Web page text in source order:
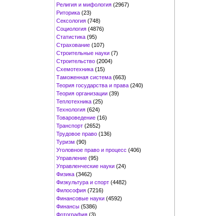
Религия и мифология (2967)
Риторика (23)
Сексология (748)
Социология (4876)
Статистика (95)
Страхование (107)
Строительные науки (7)
Строительство (2004)
Схемотехника (15)
Таможенная система (663)
Теория государства и права (240)
Теория организации (39)
Теплотехника (25)
Технология (624)
Товароведение (16)
Транспорт (2652)
Трудовое право (136)
Туризм (90)
Уголовное право и процесс (406)
Управление (95)
Управленческие науки (24)
Физика (3462)
Физкультура и спорт (4482)
Философия (7216)
Финансовые науки (4592)
Финансы (5386)
Фотография (3)